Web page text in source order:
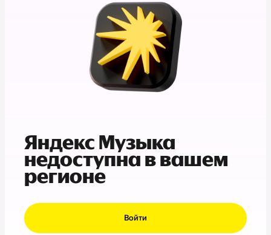
Яндекс Музыка
недоступна в вашем
регионе
Войти